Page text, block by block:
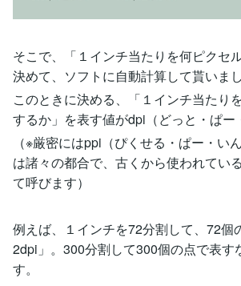
そこで、「１インチ当たりを何ピクセ
決めて、ソフトに自動計算して貰いまし
このときに決める、「１インチ当たり
するか」を表す値がdpi（どっと・ぱー
（※厳密にはppi（ぴくせる・ぱー・い
は諸々の都合で、古くから使われてい
て呼びます）
例えば、１インチを72分割して、72個
2dpi」。300分割して300個の点で表す
す。